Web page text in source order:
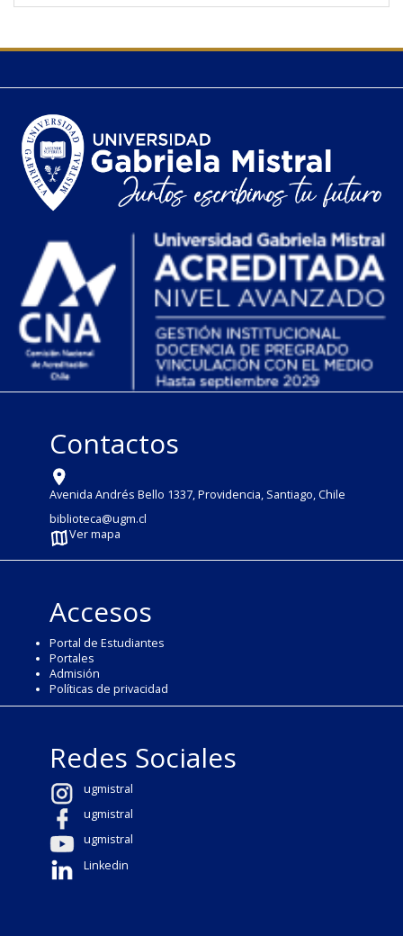
Contactos
Avenida Andrés Bello 1337, Providencia, Santiago, Chile
biblioteca@ugm.cl
Ver mapa
Accesos
Portal de Estudiantes
Portales
Admisión
Políticas de privacidad
Redes Sociales
ugmistral
ugmistral
ugmistral
Linkedin